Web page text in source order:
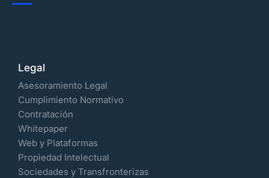
Legal
Asesoramiento Legal
Cumplimiento Normativo
Contratación
Whitepaper
Web y Plataformas
Propiedad Intelectual
Sociedades y Transfronterizas